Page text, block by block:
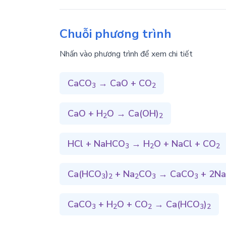
Chuỗi phương trình
Nhấn vào phương trình để xem chi tiết
CaCO3 → CaO + CO2
CaO + H2O → Ca(OH)2
HCl + NaHCO3 → H2O + NaCl + CO2
Ca(HCO3)2 + Na2CO3 → CaCO3 + 2
CaCO3 + H2O + CO2 → Ca(HCO3)2